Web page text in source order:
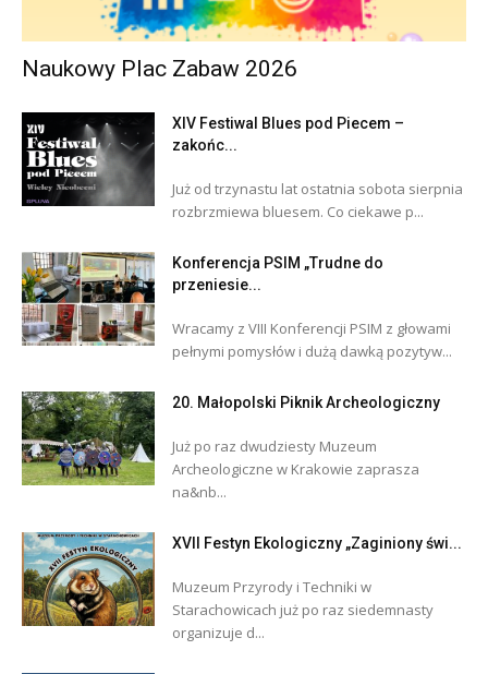
Naukowy Plac Zabaw 2026
XIV Festiwal Blues pod Piecem –
zakońc...
Już od trzynastu lat ostatnia sobota sierpnia
rozbrzmiewa bluesem. Co ciekawe p...
Konferencja PSIM „Trudne do
przeniesie...
Wracamy z VIII Konferencji PSIM z głowami
pełnymi pomysłów i dużą dawką pozytyw...
20. Małopolski Piknik Archeologiczny
Już po raz dwudziesty Muzeum
Archeologiczne w Krakowie zaprasza
na&nb...
XVII Festyn Ekologiczny „Zaginiony świ...
Muzeum Przyrody i Techniki w
Starachowicach już po raz siedemnasty
organizuje d...